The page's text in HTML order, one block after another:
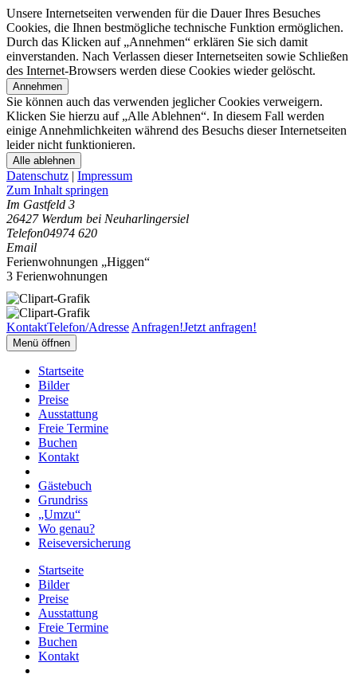
Unsere Internetseiten verwenden für die Dauer Ihres Besuches
Cookies, die Ihnen bestmögliche technische Funktion ermöglichen.
Durch das Klicken auf „Annehmen“ erklären Sie sich damit
einverstanden. Nach Verlassen dieser Internetseiten sowie Schließen
des Internet-Browsers werden diese Cookies wieder gelöscht.
Annehmen
Sie können auch das verwenden jeglicher Cookies verweigern.
Klicken Sie hierzu auf „Alle Ablehnen“. In diesem Fall werden
einige Annehmlichkeiten während des Besuchs dieser Internetseiten
leider nicht funktionieren.
Alle ablehnen
Datenschutz | Impressum
Zum Inhalt springen
Im Gastfeld 3
26427 Werdum bei Neuharlingersiel
Telefon04974 620
Email
Ferienwohnungen „Higgen“
3 Ferienwohnungen
KontaktTelefon/Adresse Anfragen!Jetzt anfragen!
Menü öffnen
Startseite
Bilder
Preise
Ausstattung
Freie Termine
Buchen
Kontakt
Gästebuch
Grundriss
„Umzu“
Wo genau?
Reiseversicherung
Startseite
Bilder
Preise
Ausstattung
Freie Termine
Buchen
Kontakt